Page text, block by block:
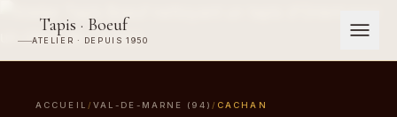
Tapis · Boeuf
ATELIER · DEPUIS 1950
ACCUEIL / VAL-DE-MARNE (94) / CACHAN